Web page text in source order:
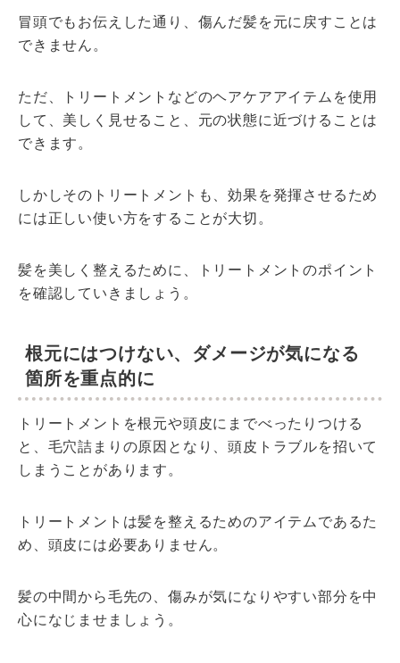
冒頭でもお伝えした通り、傷んだ髪を元に戻すことは
できません。
ただ、トリートメントなどのヘアケアアイテムを使用
して、美しく見せること、元の状態に近づけることは
できます。
しかしそのトリートメントも、効果を発揮させるため
には正しい使い方をすることが大切。
髪を美しく整えるために、トリートメントのポイント
を確認していきましょう。
根元にはつけない、ダメージが気になる
箇所を重点的に
トリートメントを根元や頭皮にまでべったりつける
と、毛穴詰まりの原因となり、頭皮トラブルを招いて
しまうことがあります。
トリートメントは髪を整えるためのアイテムであるた
め、頭皮には必要ありません。
髪の中間から毛先の、傷みが気になりやすい部分を中
心になじませましょう。